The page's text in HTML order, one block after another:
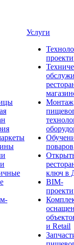
Услуги
Монтаж
поваров
ключ в
BIM-
и Retail